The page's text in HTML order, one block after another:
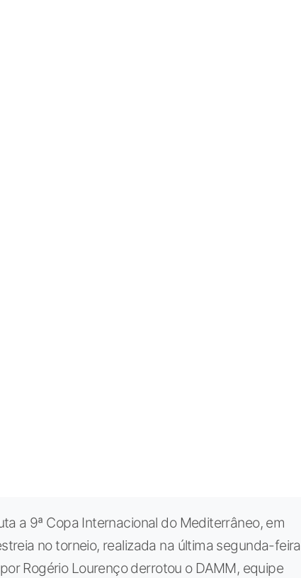
a 9ª Copa Internacional do Mediterrâneo, em
no torneio, realizada na última segunda-feira
Rogério Lourenço derrotou o DAMM, equipe